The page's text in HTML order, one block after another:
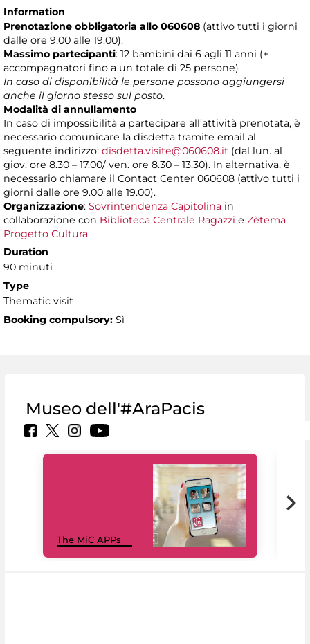
Information
Prenotazione obbligatoria allo 060608 (attivo tutti i giorni
dalle ore 9.00 alle 19.00).
Massimo partecipanti: 12 bambini dai 6 agli 11 anni (+
accompagnatori fino a un totale di 25 persone)
In caso di disponibilità le persone possono aggiungersi
anche il giorno stesso sul posto.
Modalità di annullamento
In caso di impossibilità a partecipare all’attività prenotata, è
necessario comunicare la disdetta tramite email al
seguente indirizzo: disdetta.visite@060608.it (dal lun. al
giov. ore 8.30 – 17.00/ ven. ore 8.30 – 13.30). In alternativa, è
necessario chiamare il Contact Center 060608 (attivo tutti i
giorni dalle ore 9.00 alle 19.00).
Organizzazione: Sovrintendenza Capitolina in
collaborazione con Biblioteca Centrale Ragazzi e Zètema
Progetto Cultura
Duration
90 minuti
Type
Thematic visit
Booking compulsory: Sì
Museo dell'#AraPacis
The MiC APPs